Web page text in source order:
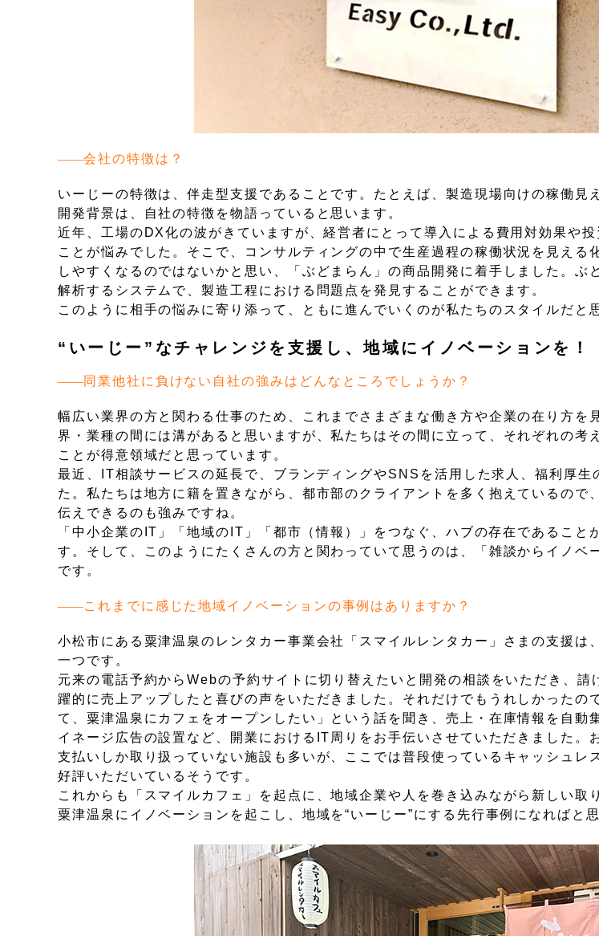
会社の特徴は？
いーじーの特徴は、伴走型支援であることです。たとえば、製造現場向けの稼働見
開発背景は、自社の特徴を物語っていると思います。
近年、工場のDX化の波がきていますが、経営者にとって導入による費用対効果や
ことが悩みでした。そこで、コンサルティングの中で生産過程の稼働状況を見える
しやすくなるのではないかと思い、「ぶどまらん」の商品開発に着手しました。ぶ
解析するシステムで、製造工程における問題点を発見することができます。
このように相手の悩みに寄り添って、ともに進んでいくのが私たちのスタイルだと
“いーじー”なチャレンジを支援し、地域にイノベーションを！
同業他社に負けない自社の強みはどんなところでしょうか？
幅広い業界の方と関わる仕事のため、これまでさまざまな働き方や企業の在り方を
界・業種の間には溝があると思いますが、私たちはその間に立って、それぞれの考
ことが得意領域だと思っています。
最近、IT相談サービスの延長で、ブランディングやSNSを活用した求人、福利厚生
た。私たちは地方に籍を置きながら、都市部のクライアントを多く抱えているので
伝えできるのも強みですね。
「中小企業のIT」「地域のIT」「都市（情報）」をつなぐ、ハブの存在であること
す。そして、このようにたくさんの方と関わっていて思うのは、「雑談からイノベ
です。
これまでに感じた地域イノベーションの事例はありますか？
小松市にある粟津温泉のレンタカー事業会社「スマイルレンタカー」さまの支援は
一つです。
元来の電話予約からWebの予約サイトに切り替えたいと開発の相談をいただき、請
躍的に売上アップしたと喜びの声をいただきました。それだけでもうれしかったの
て、粟津温泉にカフェをオープンしたい」という話を聞き、売上・在庫情報を自動
イネージ広告の設置など、開業におけるIT周りをお手伝いさせていただきました。
支払いしか取り扱っていない施設も多いが、ここでは普段使っているキャッシュレ
好評いただいているそうです。
これからも「スマイルカフェ」を起点に、地域企業や人を巻き込みながら新しい取
粟津温泉にイノベーションを起こし、地域を“いーじー”にする先行事例になればと